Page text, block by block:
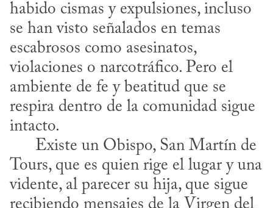
habido cismas y expulsiones, incluso
se han visto señalados en temas
escabrosos como asesinatos,
violaciones o narcotráfico. Pero el
ambiente de fe y beatitud que se
respira dentro de la comunidad sigue
intacto.
Tours, que es quien rige el lugar y una
vidente, al parecer su hija, que sigue
recibiendo mensajes de la Virgen del